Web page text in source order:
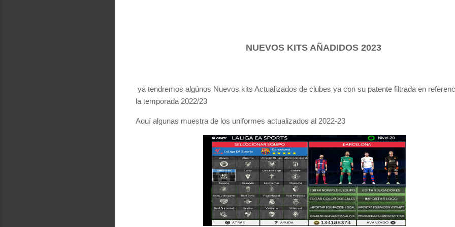
NUEVOS KITS AÑADIDOS 2023
ya tendremos algúnos Nuevos kits Actualizados de clubes ya con su patente filtrada en
la temporada 2022/23
Aquí algunas muestra de los uniformes actualizados al 2022-23